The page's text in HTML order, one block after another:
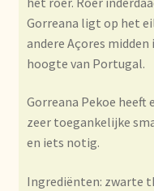
Condiciones generales
Contact
Gorreana ligt op het
andere Açores
hoogte van Portugal.
Gorreana Pekoe heeft
zeer toegankelijke
en iets notig.
Ingrediënten: zwarte